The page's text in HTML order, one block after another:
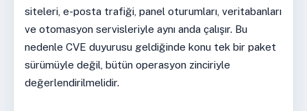
siteleri, e-posta trafiği, panel oturumları, veritabanları
ve otomasyon servisleriyle aynı anda çalışır. Bu
nedenle CVE duyurusu geldiğinde konu tek bir paket
sürümüyle değil, bütün operasyon zinciriyle
değerlendirilmelidir.